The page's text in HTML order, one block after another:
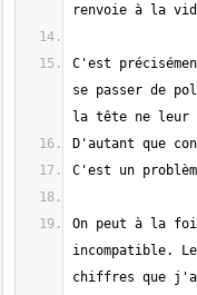
C'est
se passer de
On peut à la
incompatible.
chiffres que j'ai